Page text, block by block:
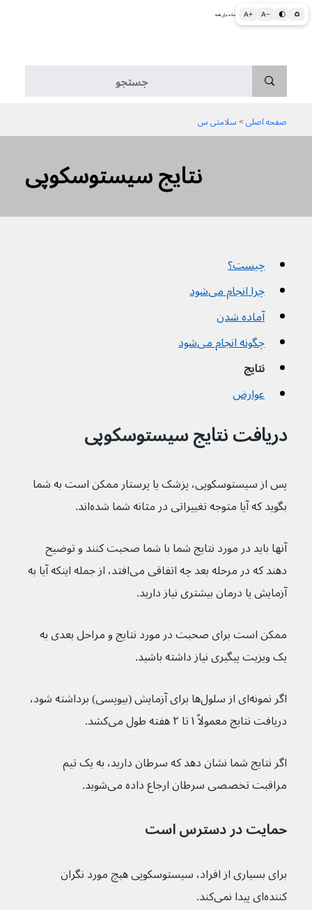
A+ A− 🌓 ♻ اطلاعات پزشکی و بهداشتی به زبان ساده برای همه
صفحه اصلی > سلامتی س
نتایج سیستوسکوپی
چیست؟
چرا انجام می‌شود
آماده شدن
چگونه انجام می‌شود
نتایج
عوارض
دریافت نتایج سیستوسکوپی
پس از سیستوسکوپی، پزشک یا پرستار ممکن است به شما
بگوید که آیا متوجه تغییراتی در مثانه شما شده‌اند.
آنها باید در مورد نتایج شما با شما صحبت کنند و توضیح
دهند که در مرحله بعد چه اتفاقی می‌افتد، از جمله اینکه آیا به
آزمایش یا درمان بیشتری نیاز دارید.
ممکن است برای صحبت در مورد نتایج و مراحل بعدی به
یک ویزیت پیگیری نیاز داشته باشید.
اگر نمونه‌ای از سلول‌ها برای آزمایش (بیوپسی) برداشته شود،
دریافت نتایج معمولاً ۱ تا ۲ هفته طول می‌کشد.
اگر نتایج شما نشان دهد که سرطان دارید، به یک تیم
مراقبت تخصصی سرطان ارجاع داده می‌شوید.
حمایت در دسترس است
برای بسیاری از افراد، سیستوسکوپی هیچ مورد نگران
کننده‌ای پیدا نمی‌کند.